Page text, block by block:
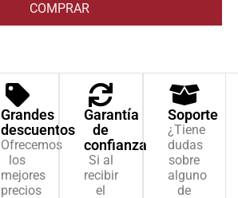
COMPRAR
Grandes
descuentos
Ofrecemos
los
mejores
precios
Garantía
de
confianza
Si al
recibir
el
Soporte
¿Tiene
dudas
sobre
alguno
de